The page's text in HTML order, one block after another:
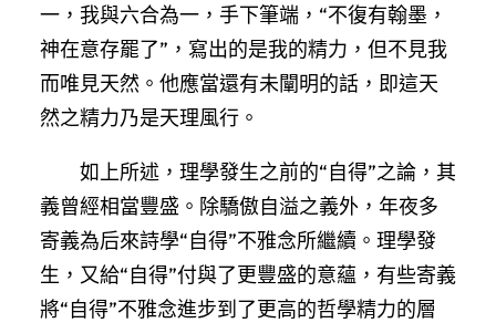
一，我與六合為一，手下筆端，“不復有翰墨，
神在意存罷了”，寫出的是我的精力，但不見我
而唯見天然。他應當還有未闡明的話，即這天
然之精力乃是天理風行。
如上所述，理學發生之前的“自得”之論，其
義曾經相當豐盛。除驕傲自溢之義外，年夜多
寄義為后來詩學“自得”不雅念所繼續。理學發
生，又給“自得”付與了更豐盛的意蘊，有些寄義
將“自得”不雅念進步到了更高的哲學精力的層